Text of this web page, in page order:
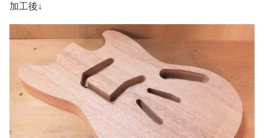
加工後↓